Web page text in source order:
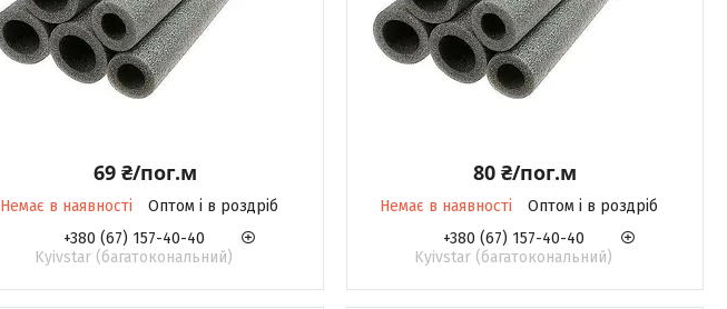
69 ₴/пог.м
Немає в наявності
Оптом і в роздріб
+380 (67) 157-40-40
Kyivstar (багатокональний)
80 ₴/пог.м
Немає в наявності
Оптом і в роздріб
+380 (67) 157-40-40
Kyivstar (багатокональний)